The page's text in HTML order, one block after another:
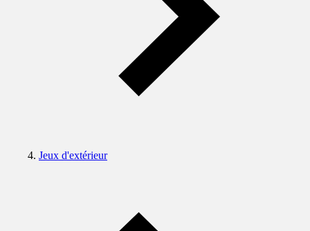
Jeux d'extérieur